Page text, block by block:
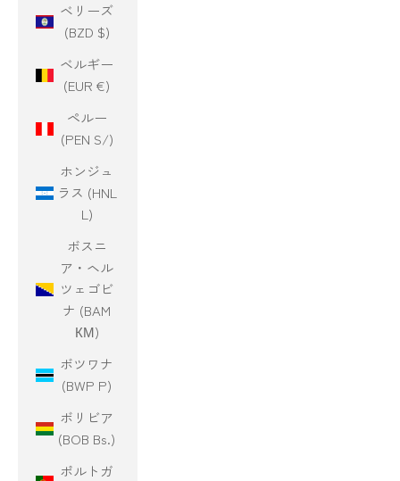
ベリーズ
(BZD $)
ベルギー
(EUR €)
ペルー
(PEN S/)
ホンジュ
ラス (HNL
L)
ボスニ
ア・ヘル
ツェゴビ
ナ (BAM
КМ)
ボツワナ
(BWP P)
ボリビア
(BOB Bs.)
ポルトガ